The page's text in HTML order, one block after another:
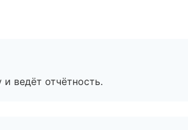
ведёт отчётность.